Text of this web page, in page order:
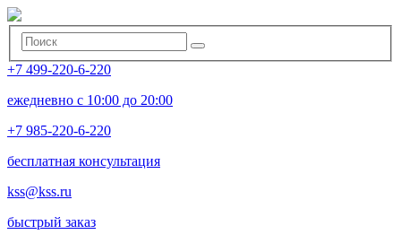
+7 499-220-6-220
ежедневно с 10:00 до 20:00
+7 985-220-6-220
бесплатная консультация
kss@kss.ru
быстрый заказ